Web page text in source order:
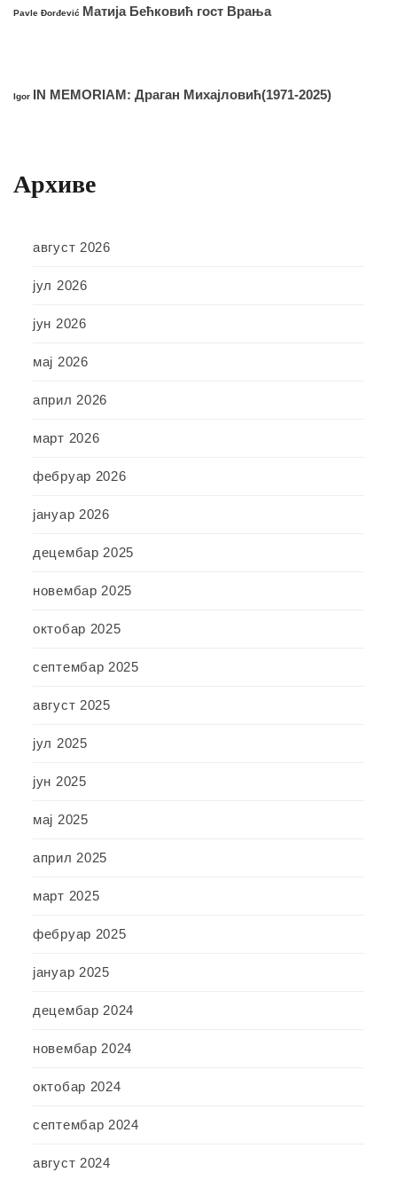
Pavle Đorđević Матија Бећковић гост Врања
Igor IN MEMORIAM: Драган Михајловић(1971-2025)
Архиве
август 2026
јул 2026
јун 2026
мај 2026
април 2026
март 2026
фебруар 2026
јануар 2026
децембар 2025
новембар 2025
октобар 2025
септембар 2025
август 2025
јул 2025
јун 2025
мај 2025
април 2025
март 2025
фебруар 2025
јануар 2025
децембар 2024
новембар 2024
октобар 2024
септембар 2024
август 2024